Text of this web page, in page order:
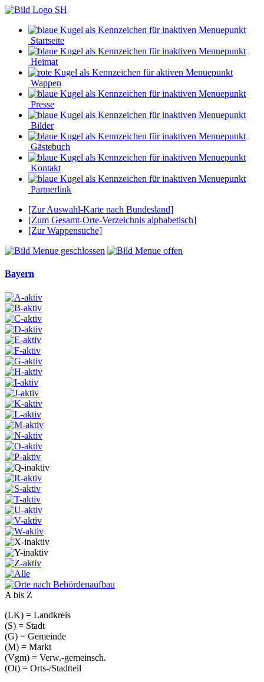
Startseite
Heimat
Wappen
Presse
Bilder
Gästebuch
Kontakt
Partnerlink
[Zur Auswahl-Karte nach Bundesland]
[Zum Gesamt-Orte-Verzeichnis alphabetisch]
[Zur Wappensuche]
Bayern
A bis Z
(LK) = Landkreis
(S) = Stadt
(G) = Gemeinde
(M) = Markt
(Vgm) = Verw.-gemeinsch.
(Ot) = Orts-/Stadtteil